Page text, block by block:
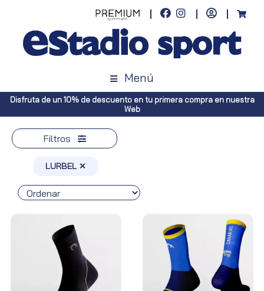
Menú
en nuestra
Envíos gratuitos a toda España (Canarias, pedidos
Península, pedidos superiores a 100€)
Filtros
LURBEL ✕